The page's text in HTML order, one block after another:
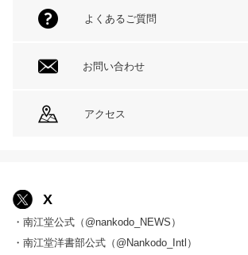
よくあるご質問
お問い合わせ
アクセス
X
・南江堂公式（@nankodo_NEWS）
・南江堂洋書部公式（@Nankodo_Intl）